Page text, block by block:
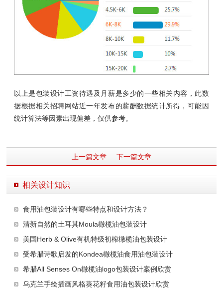
以上是包装设计工资待遇及月薪是多少的一些相关内容， 此数
据根据相关招聘网站近一年发布的薪酬数据统计所得，可能因
统计算法等因素出现偏差，仅供参考。
上一篇文章 下一篇文章
相关设计知识
食用油包装设计有哪些特点和设计方法？
清新自然的土耳其Moula橄榄油包装设计
美国Herb & Olive有机特级初榨橄榄油包装设计
受希腊诗歌启发的Kondea橄榄油食用油包装设计
希腊All Senses On橄榄油logo包装设计案例欣赏
乌克兰手绘插画风格葵花籽食用油包装设计欣赏